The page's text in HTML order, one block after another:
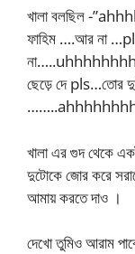
খালা বলছিল -
ফাহিম ….আর না
ছেড়ে দে pls…তোর
খালা এর গুদ থেকে
দুটোকে জোর করে
আমায় করতে দাও ।
দেখো তুমিও আরাম